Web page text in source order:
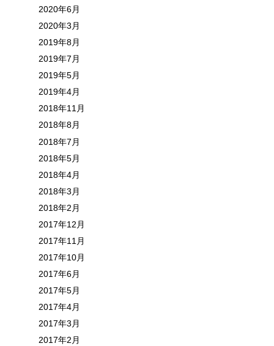
2020年6月
2020年3月
2019年8月
2019年7月
2019年5月
2019年4月
2018年11月
2018年8月
2018年7月
2018年5月
2018年4月
2018年3月
2018年2月
2017年12月
2017年11月
2017年10月
2017年6月
2017年5月
2017年4月
2017年3月
2017年2月